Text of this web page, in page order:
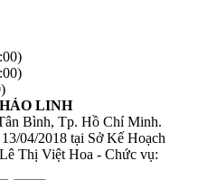
LINH
Bình, Tp. Hồ Chí Minh.
04/2018 tại Sở Kế Hoạch
Thị Việt Hoa - Chức vụ: